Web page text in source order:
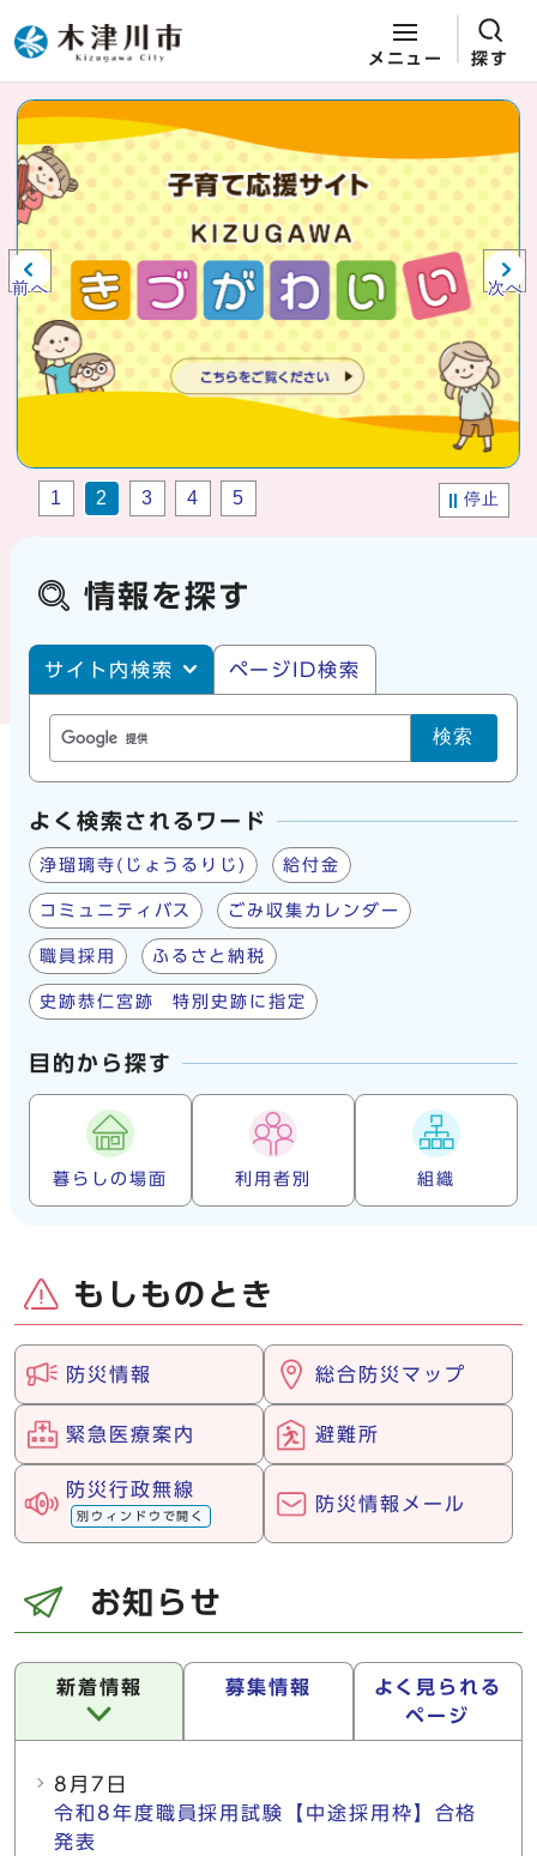
ページの先頭です
メニュー 探す
ここから本文です
ビジュアルエリア。木津川市役所か
らの紹介、お知らせ。
前へ 次へ
停止
1 2 3 4 5
情報を探す
サイト内・ページID検索
サイト内検索 ページID検索
検索
よく検索されるワード
浄瑠璃寺(じょうるりじ) 給付金
コミュニティバス ごみ収集カレンダー
職員採用 ふるさと納税
史跡恭仁宮跡 特別史跡に指定
目的から探す
暮らしの場面 利用者別 組織
もしものとき
防災情報 総合防災マップ
緊急医療案内 避難所
防災行政無線
別ウィンドウで開く
防災情報メール
お知らせ
新着情報 募集情報
よく見られる
ページ
8月7日
令和8年度職員採用試験【中途採用枠】合格
発表